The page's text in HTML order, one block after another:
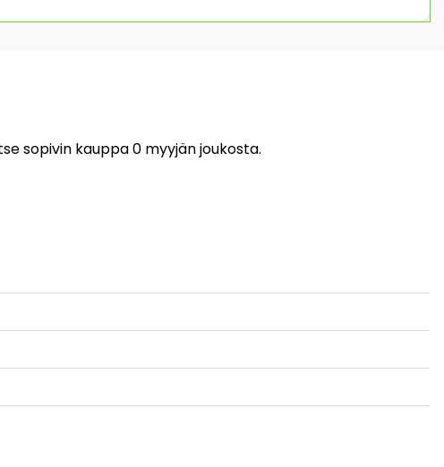
sopivin kauppa 0 myyjän joukosta.